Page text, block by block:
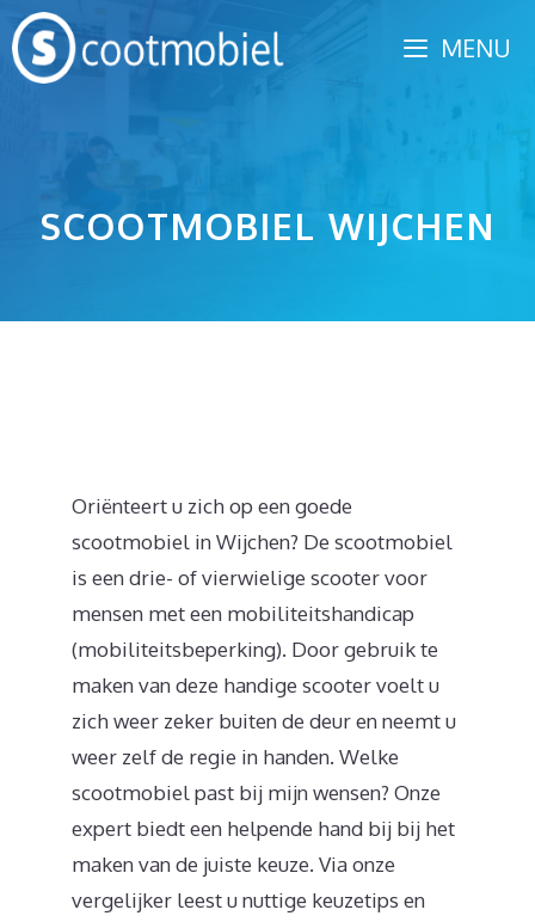
Spring
naar
inhoud
MENU
SCOOTMOBIEL WIJCHEN
Oriënteert u zich op een goede
scootmobiel in Wijchen? De scootmobiel
is een drie- of vierwielige scooter voor
mensen met een mobiliteitshandicap
(mobiliteitsbeperking). Door gebruik te
maken van deze handige scooter voelt u
zich weer zeker buiten de deur en neemt u
weer zelf de regie in handen. Welke
scootmobiel past bij mijn wensen? Onze
expert biedt een helpende hand bij bij het
maken van de juiste keuze. Via onze
vergelijker leest u nuttige keuzetips en